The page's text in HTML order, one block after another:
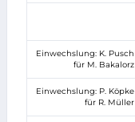
Einwechslung: K. Pusch
für M. Bakalorz
Einwechslung: P. Köpke
für R. Müller